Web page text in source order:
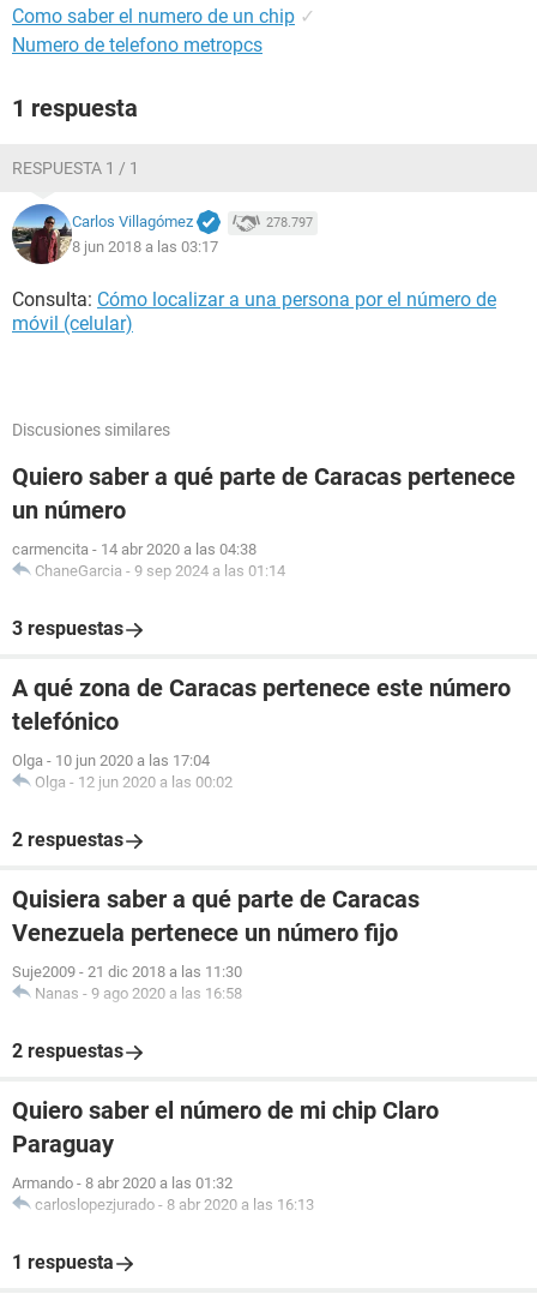
Como saber el numero de un chip ✓
Numero de telefono metropcs
1 respuesta
RESPUESTA 1 / 1
Carlos Villagómez 278.797
8 jun 2018 a las 03:17
Consulta: Cómo localizar a una persona por el número de
móvil (celular)
Discusiones similares
Quiero saber a qué parte de Caracas pertenece
un número
carmencita - 14 abr 2020 a las 04:38
ChaneGarcia - 9 sep 2024 a las 01:14
3 respuestas
A qué zona de Caracas pertenece este número
telefónico
Olga - 10 jun 2020 a las 17:04
Olga - 12 jun 2020 a las 00:02
2 respuestas
Quisiera saber a qué parte de Caracas
Venezuela pertenece un número fijo
Suje2009 - 21 dic 2018 a las 11:30
Nanas - 9 ago 2020 a las 16:58
2 respuestas
Quiero saber el número de mi chip Claro
Paraguay
Armando - 8 abr 2020 a las 01:32
carloslopezjurado - 8 abr 2020 a las 16:13
1 respuesta